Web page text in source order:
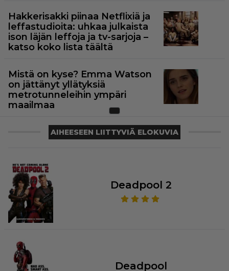
Hakkerisakki piinaa Netflixiä ja
leffastudioita: uhkaa julkaista
ison läjän leffoja ja tv-sarjoja –
katso koko lista täältä
Mistä on kyse? Emma Watson
on jättänyt yllätyksiä
metrotunneleihin ympäri
maailmaa
AIHEESEEN LIITTYVIÄ ELOKUVIA
Deadpool 2
Deadpool